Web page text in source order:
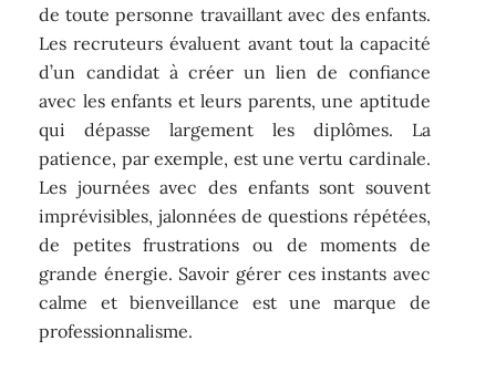
de toute personne travaillant avec des enfants.
Les recruteurs évaluent avant tout la capacité
d’un candidat à créer un lien de confiance
avec les enfants et leurs parents, une aptitude
qui dépasse largement les diplômes. La
patience, par exemple, est une vertu cardinale.
Les journées avec des enfants sont souvent
imprévisibles, jalonnées de questions répétées,
de petites frustrations ou de moments de
grande énergie. Savoir gérer ces instants avec
calme et bienveillance est une marque de
professionnalisme.